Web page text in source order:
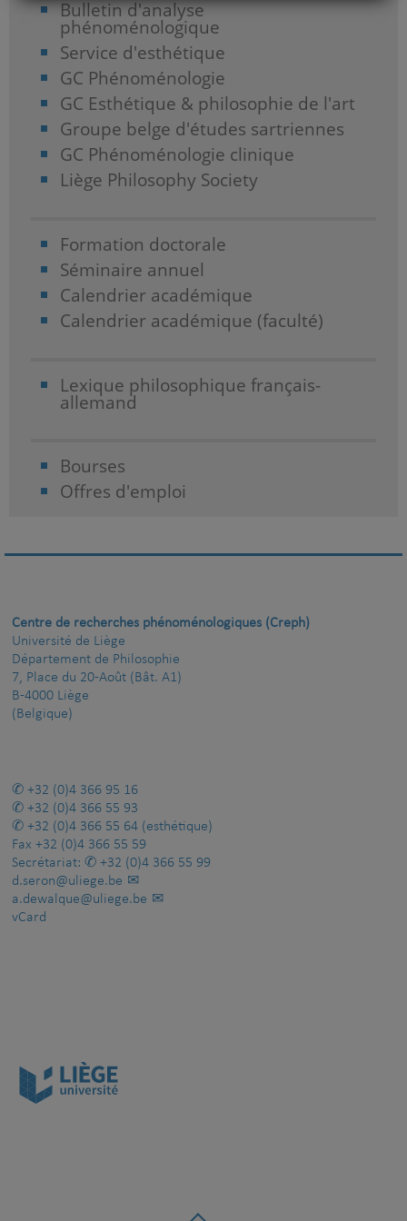
Bulletin d'analyse
phénoménologique
Service d'esthétique
GC Phénoménologie
GC Esthétique & philosophie de l'art
Groupe belge d'études sartriennes
GC Phénoménologie clinique
Liège Philosophy Society
Formation doctorale
Séminaire annuel
Calendrier académique
Calendrier académique (faculté)
Lexique philosophique français-
allemand
Bourses
Offres d'emploi
Centre de recherches phénoménologiques (Creph)
Université de Liège
Département de Philosophie
7, Place du 20-Août (Bât. A1)
B-4000 Liège
(Belgique)
+32 (0)4 366 95 16
+32 (0)4 366 55 93
+32 (0)4 366 55 64 (esthétique)
Fax +32 (0)4 366 55 59
Secrétariat:
+32 (0)4 366 55 99
d.seron@uliege.be
a.dewalque@uliege.be
vCard